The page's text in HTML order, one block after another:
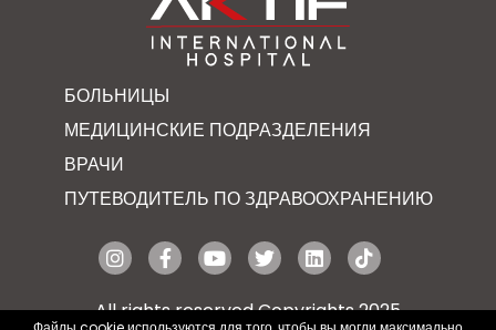
БОЛЬНИЦЫ
МЕДИЦИНСКИЕ ПОДРАЗДЕЛЕНИЯ
ВРАЧИ
ПУТЕВОДИТЕЛЬ ПО ЗДРАВООХРАНЕНИЮ
All rights reserved Copyrights 2025